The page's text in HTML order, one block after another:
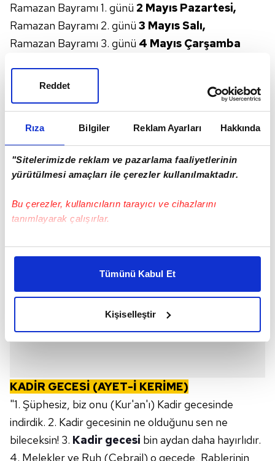
Rıza Bilgiler Reklam Ayarları Hakkında
"Sitelerimizde reklam ve pazarlama faaliyetlerinin
yürütülmesi amaçları ile çerezler kullanılmaktadır.
Bu çerezler, kullanıcıların tarayıcı ve cihazlarını
tanımlayarak çalışırlar.
Bu çerezlere izin vermeniz halinde sizlere özel
daha iyi reklam deneyimi yaşatabiliriz. Bunu yaparken
amacımızın size daha iyi bir reklam deneyimi sunmak
elimizden gelen çabayı gösterdiğimizi ve bu noktada,
Her halükârda, kullanıcılar, bu çerezlere izin vermedikleri
takdirde, kullanıcılara hedefli reklamlar
gösterilmeyecektir."
Sizlere daha iyi bir hizmet sunabilmek için İnternet
Sitemizde kendimize ve üçüncü kişilere ait çerezler
Tümünü Kabul Et
Kişiselleştir
Reddet
Ramazan Bayramı 1. günü 2 Mayıs Pazartesi,
Ramazan Bayramı 2. günü 3 Mayıs Salı,
Ramazan Bayramı 3. günü 4 Mayıs Çarşamba
2022 YILINDA HANGİ KANDİL HANGİ TARİHTE
Regaip Kandili- 3 Şubat 2022 Perşembe
Miraç Kandili- 27 Şubat 2022 Pazar
Berat Kandili- 17 Mart 2022 Perşembe
Mevlid Kandili- 7 Ekim 2022 Cuma
KADİR GECESİ (AYET-İ KERİME)
"1. Şüphesiz, biz onu (Kur'an'ı) Kadir gecesinde
indirdik. 2. Kadir gecesinin ne olduğunu sen ne
bileceksin! 3. Kadir gecesi bin aydan daha hayırlıdır.
4. Melekler ve Ruh (Cebrail) o gecede, Rablerinin